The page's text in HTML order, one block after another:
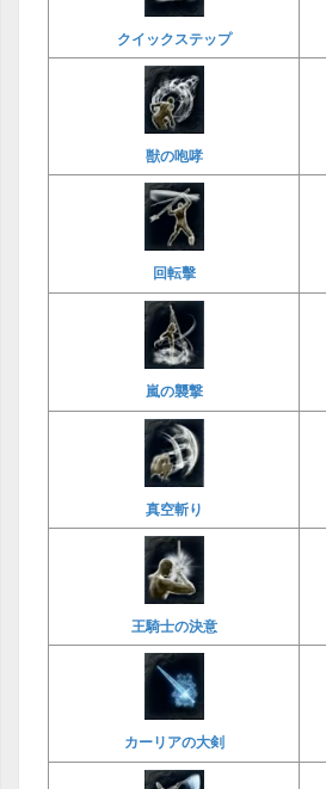
クイックステップ
獣の咆哮
回転擊
嵐の襲撃
真空斬り
王騎士の決意
カーリアの大剣